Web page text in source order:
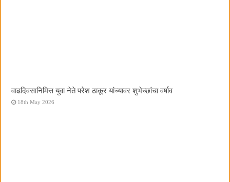
वाढदिवसानिमित्त युवा नेते परेश ठाकूर यांच्यावर शुभेच्छांचा वर्षाव
18th May 2026